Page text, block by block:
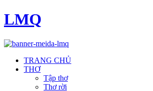
LMQ
TRANG CHỦ
THƠ
Tập thơ
Thơ rời